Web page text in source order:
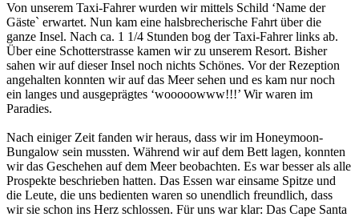
Von unserem Taxi-Fahrer wurden wir mittels Schild ‘Name der
Gäste` erwartet. Nun kam eine halsbrecherische Fahrt über die
ganze Insel. Nach ca. 1 1/4 Stunden bog der Taxi-Fahrer links ab.
Über eine Schotterstrasse kamen wir zu unserem Resort. Bisher
sahen wir auf dieser Insel noch nichts Schönes. Vor der Rezeption
angehalten konnten wir auf das Meer sehen und es kam nur noch
ein langes und ausgeprägtes ‘wooooowww!!!’ Wir waren im
Paradies.
Nach einiger Zeit fanden wir heraus, dass wir im Honeymoon-
Bungalow sein mussten. Während wir auf dem Bett lagen, konnten
wir das Geschehen auf dem Meer beobachten. Es war besser als alle
Prospekte beschrieben hatten. Das Essen war einsame Spitze und
die Leute, die uns bedienten waren so unendlich freundlich, dass
wir sie schon ins Herz schlossen. Für uns war klar: Das Cape Santa